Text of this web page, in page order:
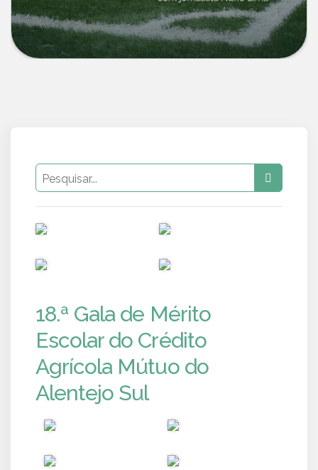
18.ª Gala de Mérito
Escolar do Crédito
Agrícola Mútuo do
Alentejo Sul